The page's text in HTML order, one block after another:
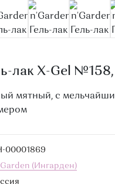
лак X-Gel
мятный, с
00001869
(Ингарден)